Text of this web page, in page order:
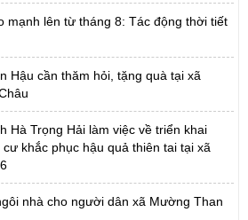
mạnh lên từ tháng 8: Tác động thời tiết
Hậu cần thăm hỏi, tặng quà tại xã
Hà Trọng Hải làm việc về triển khai
khắc phục hậu quả thiên tai tại xã
nhà cho người dân xã Mường Than